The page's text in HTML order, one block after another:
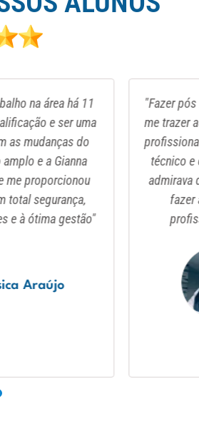
na área há 11
e ser uma
as mudanças do
e a Gianna
me proporcionou
total segurança,
e à ótima gestão"
Araújo
"Fazer
me trazer
técnico e
admirava
fazer